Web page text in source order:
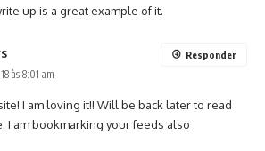
up is a great example of it.
às 8:01 am
I am loving it!! Will be back later to read
I am bookmarking your feeds also
Responder